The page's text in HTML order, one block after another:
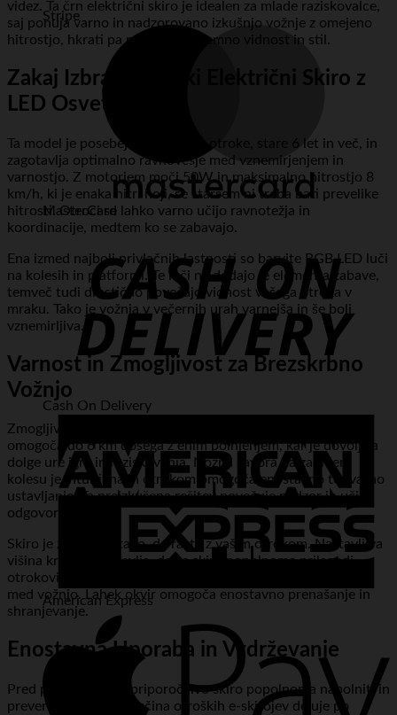
Stripe
MasterCard
Cash On Delivery
American Express
videz. Ta črn električni skiro je idealen za mlade raziskovalce,
saj ponuja varno in nadzorovano izkušnjo vožnje z omejeno
hitrostjo, hkrati pa poskrbi za izjemno vidnost in stil.
Zakaj Izbrati Otroški Električni Skiro z
LED Osvetlitvijo?
Ta model je posebej zasnovan za otroke, stare 6 let in več, in
zagotavlja optimalno ravnovesje med vznemirjenjem in
varnostjo. Z motorjem moči 50W in maksimalno hitrostjo 8
km/h, ki je enaka hitri hoji, se staršem ni treba bati prevelike
hitrosti. Otroci se lahko varno učijo ravnotežja in
koordinacije, medtem ko se zabavajo.
Ena izmed najbolj privlačnih lastnosti so barvite RGB LED luči
na kolesih in platformi. Te luči ne dodajo le elementa zabave,
temveč tudi drastično povečajo vidnost vašega otroka v
mraku. Tako je vožnja v večernih urah varnejša in še bolj
vznemirljiva.
Varnost in Zmogljivost za Brezskrbno
Vožnjo
Zmogljiva litij-ionska baterija s kapaciteto 2600 mAh
omogoča do 6 km dosega z enim polnjenjem, kar je dovolj za
dolge ure igre in raziskovanja. Nožna zavora na zadnjem
kolesu je intuitivna in otrokom omogoča enostavno ter varno
ustavljanje. Ta preizkušena rešitev povečuje nadzor in uči
odgovorne vožnje.
Skiro je zasnovan tako, da raste z vašim otrokom. Nastavljiva
višina krmila zagotavlja, da se skiro popolnoma prilagodi
otrokovi višini, kar povečuje udobje, stabilnost in varnost
med vožnjo. Lahek okvir omogoča enostavno prenašanje in
shranjevanje.
Enostavna Uporaba in Vzdrževanje
Pred prvo vožnjo je priporočljivo skiro popolnoma napolniti in
preveriti vse vijake. Večina otroških e-skirojev deluje po